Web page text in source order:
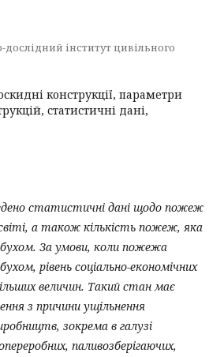
інститут цивільного
конструкції, параметри
статистичні дані,
статистичні дані щодо пожеж
а також кількість пожеж, яка
За умови, коли пожежа
рівень соціально-економічних
величин. Такий стан має
з причини ущільнення
зокрема в галузі
паливозберігаючих,